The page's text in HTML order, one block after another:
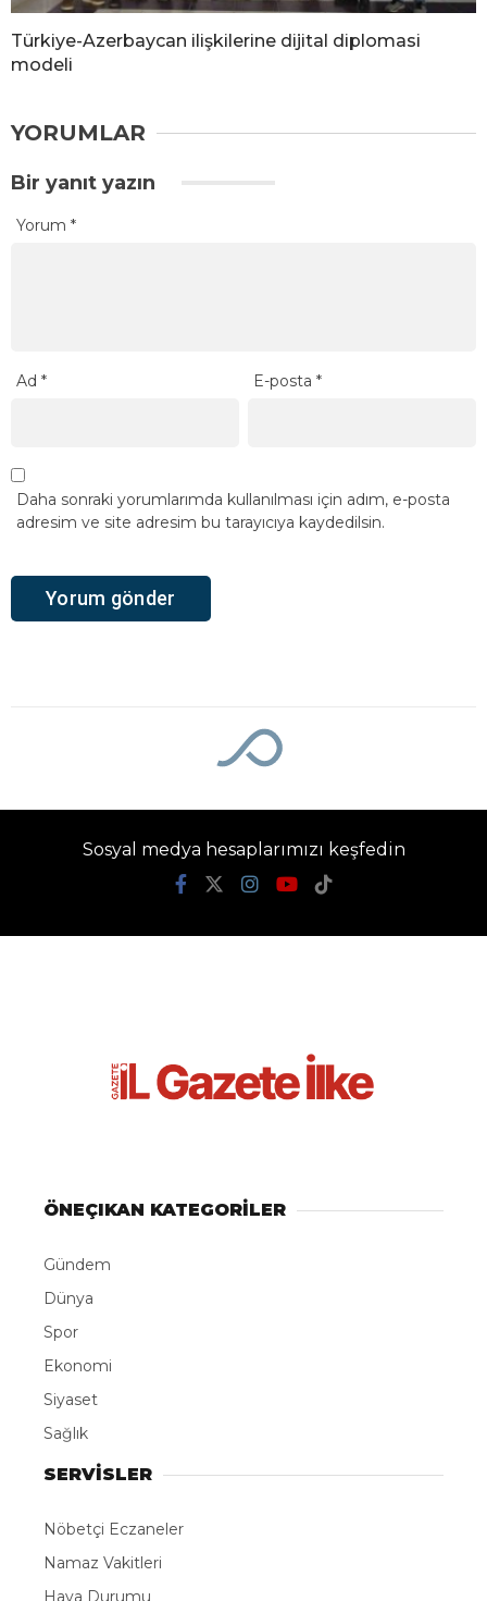
Türkiye-Azerbaycan ilişkilerine dijital diplomasi
modeli
YORUMLAR
Bir yanıt yazın
Yorum *
Ad * E-posta*
Daha sonraki yorumlarımda kullanılması için adım, e-posta
adresim ve site adresim bu tarayıcıya kaydedilsin.
Bursa’daki ’Sunrooflu
Cami’ mimarisiyle
dikkat çekiyor
açılır-kapanır kubbesiyle dikkat çeken Safa Camii,
görüyor. Kubbe açıldığında cami doğal havayla
serinlerken, cemaat yaz aylarında klimasız ve ferah